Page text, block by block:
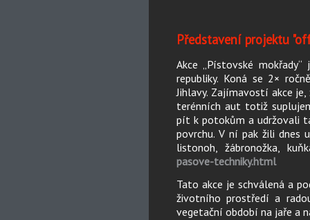
Představení projektu
Akce „Pístovské
republiky. Koná se 2×
Jihlavy. Zajímavostí akce
terénních aut totiž
pít k potokům a udržovali
povrchu. V ní pak žili dnes
listonoh, žábronožka,
pasove-techniky.html
Tato akce je schválená a
životního prostředí a
vegetační období na jaře a